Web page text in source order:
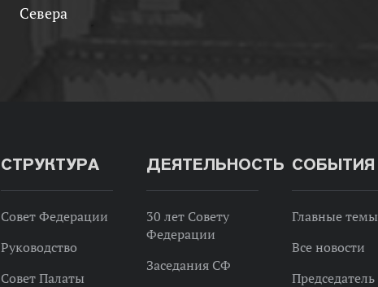
Севера
СТРУКТУРА
Совет Федерации
Руководство
Совет Палаты
ДЕЯТЕЛЬНОСТЬ
30 лет Совету
Федерации
Заседания СФ
СОБЫТИЯ
Главные темы
Все новости
Председатель